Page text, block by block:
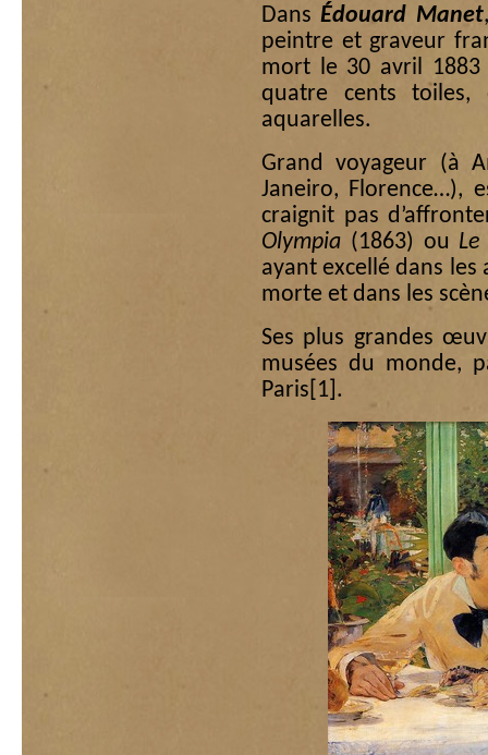
DansÉdouard Manet
peintre et graveur
mort le 30 avril 1883
quatre cents toiles,
aquarelles.
Grand voyageur (à
Janeiro, Florence…),
craignit pas
Olympia (1863) ou
ayant excellé dans
morte et dans les
Ses plus grandes
musées du monde,
Paris [1] .